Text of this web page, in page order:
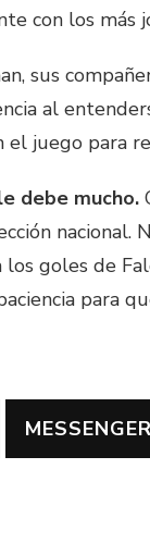
con los más
sus
al
juego para
debe mucho.
nacional.
goles de
para
MESSENGER